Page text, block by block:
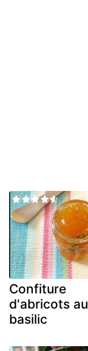
Confiture
d'abricots au
basilic